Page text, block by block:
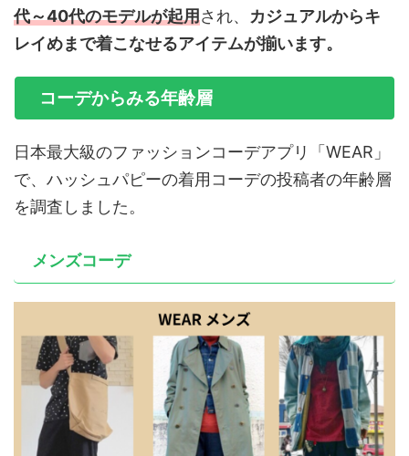
代～40代のモデルが起用され、 カジュアルからキ
レイめまで着こなせるアイテムが揃います。
コーデからみる年齢層
日本最大級のファッションコーデアプリ「WEAR」
で、ハッシュパピーの着用コーデの投稿者の年齢層
を調査しました。
メンズコーデ